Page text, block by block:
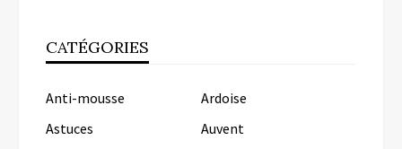
CATÉGORIES
Anti-mousse
Ardoise
Astuces
Auvent